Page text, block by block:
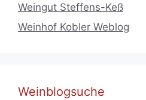
Weingut Steffens-Keß
Weinhof Kobler Weblog
Weinblogsuche